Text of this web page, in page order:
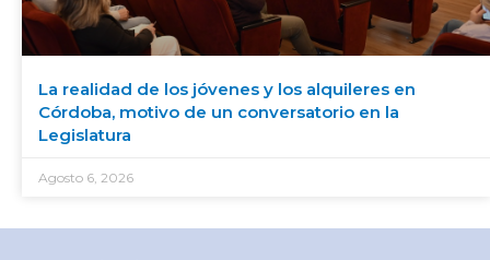
La realidad de los jóvenes y los alquileres en
Córdoba, motivo de un conversatorio en la
Legislatura
Agosto 6, 2026